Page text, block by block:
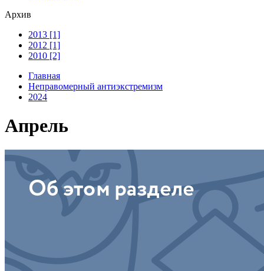
Архив
2013 [1]
2012 [1]
2010 [2]
Главная
Неправомерный антиэкстремизм
2024
Апрель